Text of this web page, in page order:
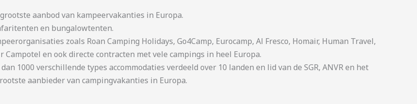
aanbod van kampeervakanties in Europa.
en bungalowtenten.
zoals Roan Camping Holidays, Go4Camp, Eurocamp, Al Fresco, Homair, Human Travel,
Campotel en ook directe contracten met vele campings in heel Europa.
1000 verschillende types accommodaties verdeeld over 10 landen en lid van de SGR, ANVR en het
aanbieder van campingvakanties in Europa.